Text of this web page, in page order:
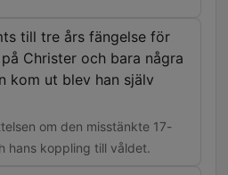
till tre års fängelse för
Christer och bara några
kom ut blev han själv
om den misstänkte 17-
hans koppling till våldet.